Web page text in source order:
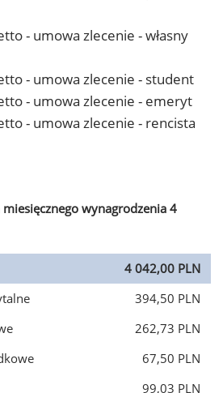
- umowa zlecenie - własny
- umowa zlecenie - student
- umowa zlecenie - emeryt
- umowa zlecenie - rencista
wynagrodzenia 4
4 042,00 PLN
394,50 PLN
262,73 PLN
67,50 PLN
99,03 PLN